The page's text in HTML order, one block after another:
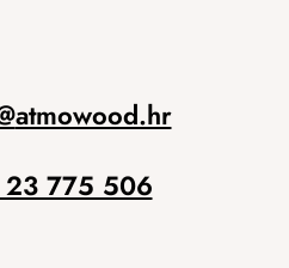
atmowood.hr
775 506